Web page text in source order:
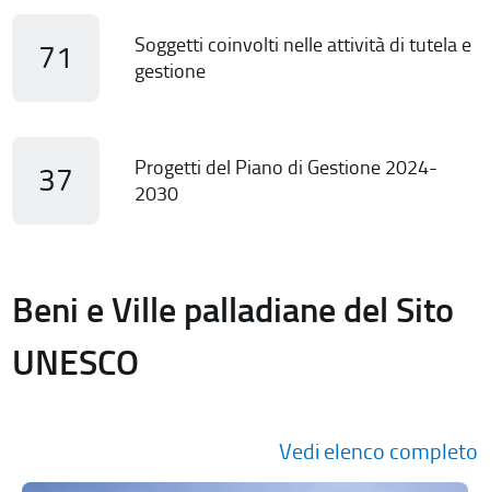
71
Soggetti coinvolti nelle attività di tutela e
gestione
37
Progetti del Piano di Gestione 2024-
2030
Beni e Ville palladiane del Sito
UNESCO
Vedi elenco completo